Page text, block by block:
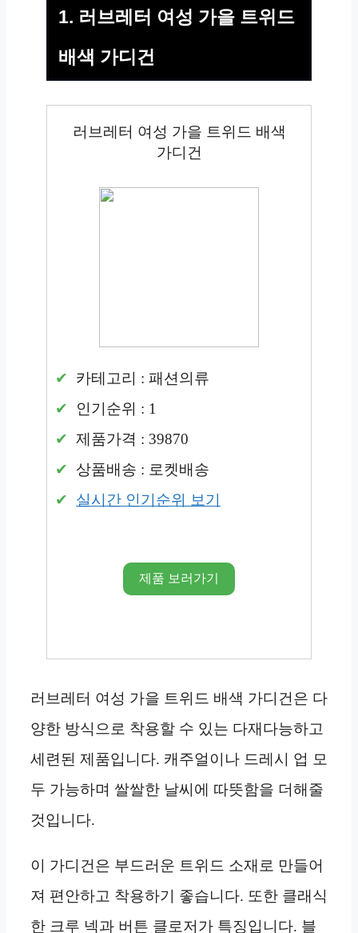
1. 러브레터 여성 가을 트위드
배색 가디건
러브레터 여성 가을 트위드 배색
가디건
카테고리 : 패션의류
인기순위 : 1
제품가격 : 39870
상품배송 : 로켓배송
실시간 인기순위 보기
제품 보러가기
러브레터 여성 가을 트위드 배색 가디건은 다
양한 방식으로 착용할 수 있는 다재다능하고
세련된 제품입니다. 캐주얼이나 드레시 업 모
두 가능하며 쌀쌀한 날씨에 따뜻함을 더해줄
것입니다.
이 가디건은 부드러운 트위드 소재로 만들어
져 편안하고 착용하기 좋습니다. 또한 클래식
한 크루 넥과 버튼 클로저가 특징입니다. 블